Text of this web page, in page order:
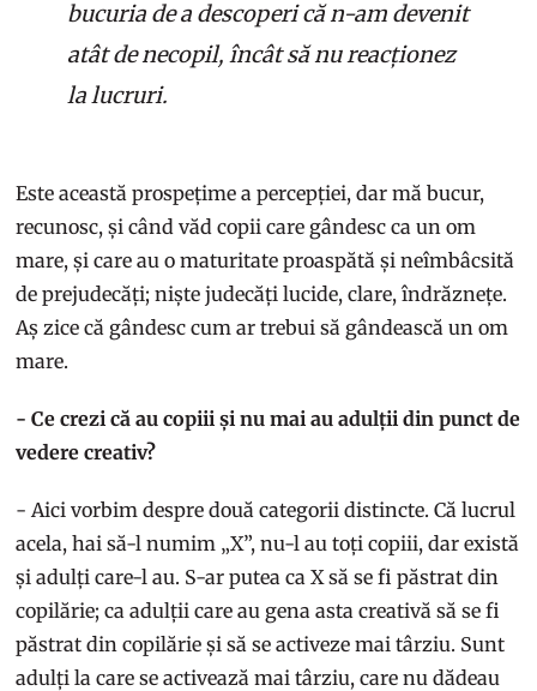
bucuria de a descoperi că n-am devenit
atât de necopil, încât să nu reacționez
la lucruri.
Este această prospețime a percepției, dar mă bucur,
recunosc, și când văd copii care gândesc ca un om
mare, și care au o maturitate proaspătă și neîmbâcsită
de prejudecăți; niște judecăți lucide, clare, îndrăznețe.
Aș zice că gândesc cum ar trebui să gândească un om
mare.
- Ce crezi că au copiii și nu mai au adulții din punct de
vedere creativ?
- Aici vorbim despre două categorii distincte. Că lucrul
acela, hai să-l numim „X”, nu-l au toți copiii, dar există
și adulți care-l au. S-ar putea ca X să se fi păstrat din
copilărie; ca adulții care au gena asta creativă să se fi
păstrat din copilărie și să se activeze mai târziu. Sunt
adulți la care se activează mai târziu, care nu dădeau